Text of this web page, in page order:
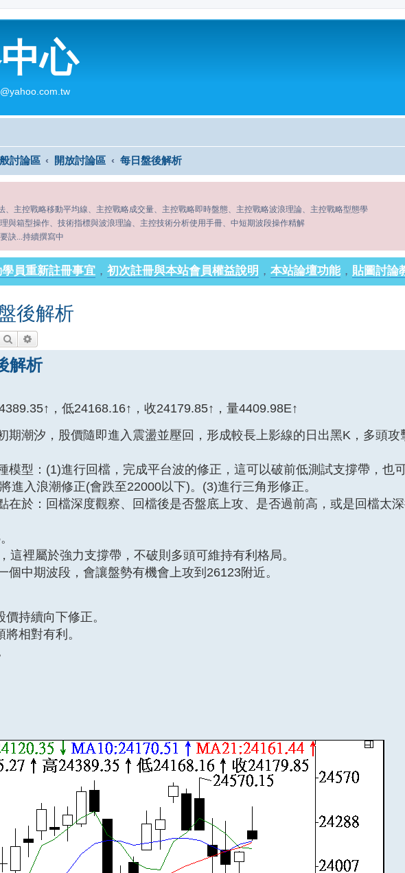
心
討論區 開放討論區 每日盤後解析
、主控戰略移動平均線、主控戰略成交量、主控戰略即時盤態、主控戰略波浪理論、主控戰略型態學
與箱型操作、技術指標與波浪理論、主控技術分析使用手冊、中短期波段操作精解
訣...持續撰寫中
員重新註冊事宜 ， 初次註冊與本站會員權益說明 ， 本站論壇功能， 貼圖討論
後解析
搜尋
解析
，低24168.16↑，收24179.85↑，量4409.98E↑
期潮汐，股價隨即進入震盪並壓回，形成較長上影線的日出黑K，多頭攻
模型：(1)進行回檔，完成平台波的修正，這可以破前低測試支撐帶，也可
進入浪潮修正(會跌至22000以下)。(3)進行三角形修正。
在於：回檔深度觀察、回檔後是否盤底上攻、是否過前高，或是回檔太
這裡屬於強力支撐帶，不破則多頭可維持有利格局。
個中期波段，會讓盤勢有機會上攻到26123附近。
持續向下修正。
相對有利。